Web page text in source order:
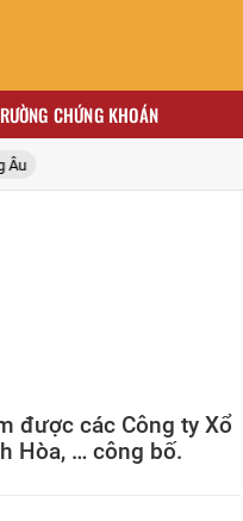
CHỨNG KHOÁN
được các Công ty Xổ
Hòa, … công bố.